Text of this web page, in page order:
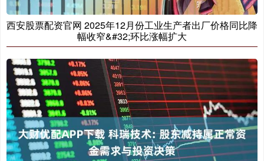
西安股票配资官网 2025年12月份工业生产者出厂价格同比降
幅收窄&#32;环比涨幅扩大